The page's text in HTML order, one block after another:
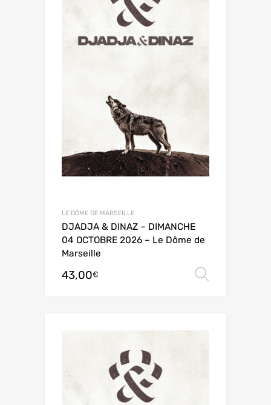
LE DÔME DE MARSEILLE
DJADJA & DINAZ – DIMANCHE
04 OCTOBRE 2026 – Le Dôme de
Marseille
43,00€